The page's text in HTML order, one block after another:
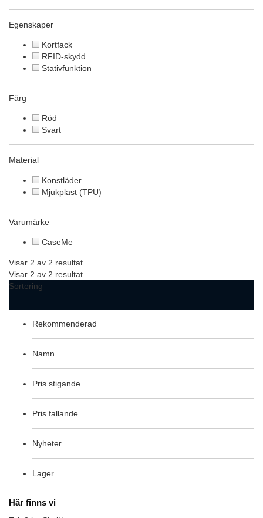
Egenskaper
Kortfack
RFID-skydd
Stativfunktion
Färg
Röd
Svart
Material
Konstläder
Mjukplast (TPU)
Varumärke
CaseMe
Visar 2 av 2 resultat
Visar 2 av 2 resultat
Sortering
Rekommenderad
Namn
Pris stigande
Pris fallande
Nyheter
Lager
Här finns vi